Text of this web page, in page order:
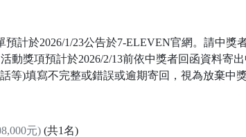
計於2026/1/23公告於7-ELEVEN官網。請中獎
動獎項預計於2026/2/13前依中獎者回函資料寄
等)填寫不完整或錯誤或逾期寄回，視為放棄中
元)(共1名)